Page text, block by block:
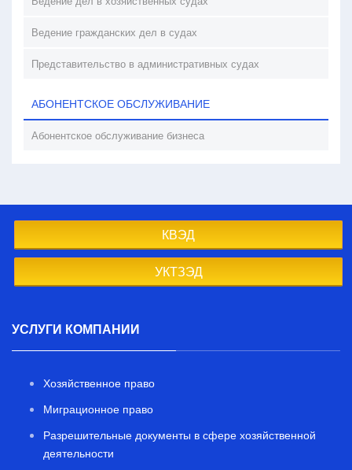
Ведение гражданских дел в судах
Представительство в административных судах
АБОНЕНТСКОЕ ОБСЛУЖИВАНИЕ
Абонентское обслуживание бизнеса
КВЭД
УКТЗЭД
УСЛУГИ КОМПАНИИ
Хозяйственное право
Миграционное право
Разрешительные документы в сфере хозяйственной
деятельности